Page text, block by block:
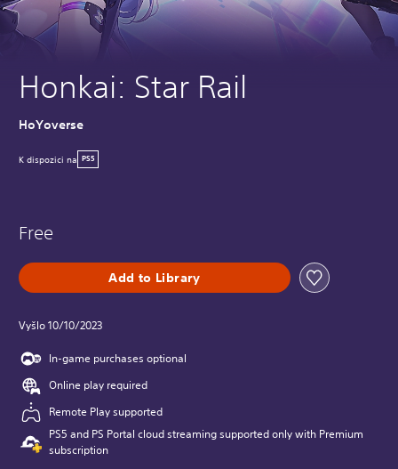
Honkai: Star Rail
HoYoverse
K dispozici na PS5
Free
Add to Library
Vyšlo 10/10/2023
In-game purchases optional
Online play required
Remote Play supported
PS5 and PS Portal cloud streaming supported only with Premium
subscription